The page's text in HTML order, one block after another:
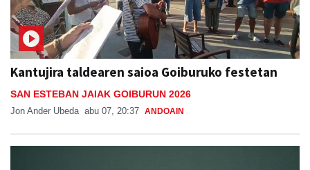
Kantujira taldearen saioa Goiburuko festetan
SAN ESTEBAN JAIAK GOIBURUN 2026
Jon Ander Ubeda abu 07, 20:37 ANDOAIN